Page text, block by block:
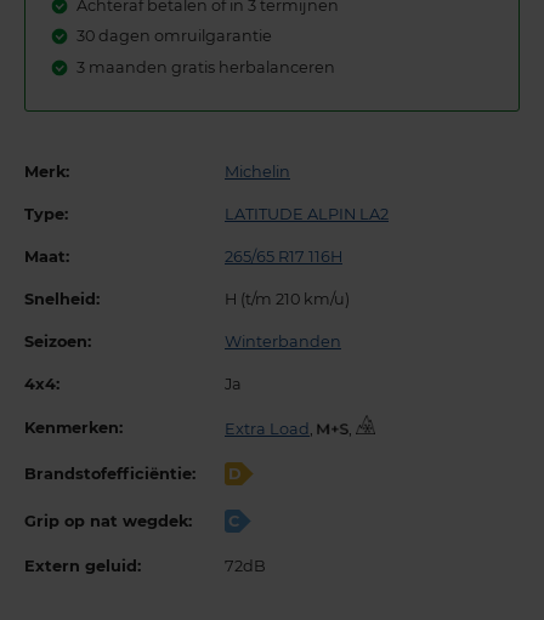
Achteraf betalen of in 3 termijnen
30 dagen omruilgarantie
3 maanden gratis herbalanceren
Merk: Michelin
Type: LATITUDE ALPIN LA2
Maat: 265/65 R17 116H
Snelheid: H (t/m 210 km/u)
Seizoen: Winterbanden
4x4: Ja
Kenmerken: Extra Load , ,
Brandstofefficiëntie: D
Grip op nat wegdek: C
Extern geluid: 72dB